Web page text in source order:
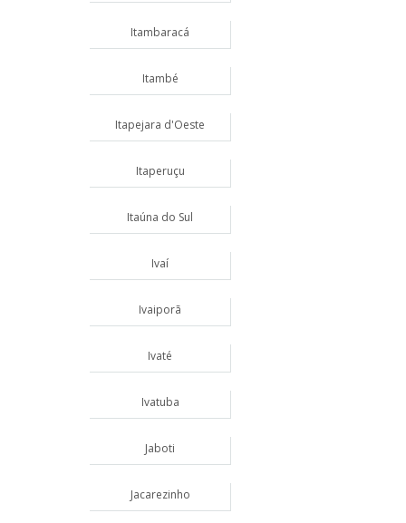
Itambaracá
Itambé
Itapejara d'Oeste
Itaperuçu
Itaúna do Sul
Ivaí
Ivaiporã
Ivaté
Ivatuba
Jaboti
Jacarezinho